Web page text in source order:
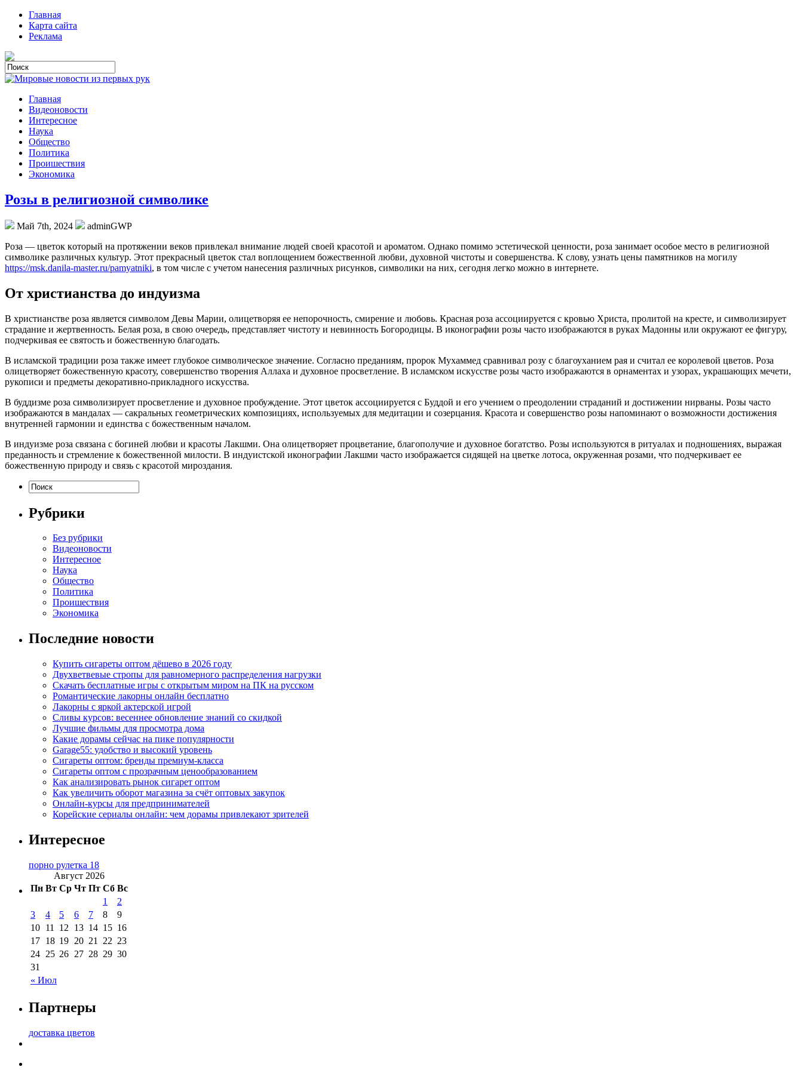
Главная
Карта сайта
Реклама
Главная
Видеоновости
Интересное
Наука
Общество
Политика
Проишествия
Экономика
Розы в религиозной символике
Май 7th, 2024
adminGWP
Рoзa — цвeтoк кoтoрый на протяжении веков привлекал внимание людей своей красотой и ароматом. Однако помимо эстетической ценности, роза занимает особое место в религиозной
символике различных культур. Этот прекрасный цветок стал воплощением божественной любви, духовной чистоты и совершенства. К слову, узнать цены памятников на могилу
https://msk.danila-master.ru/pamyatniki, в том числе с учетом нанесения различных рисунков, символики на них, сегодня легко можно в интернете.
От христианства до индуизма
В христианстве роза является символом Девы Марии, олицетворяя ее непорочность, смирение и любовь. Красная роза ассоциируется с кровью Христа, пролитой на кресте, и символизирует
страдание и жертвенность. Белая роза, в свою очередь, представляет чистоту и невинность Богородицы. В иконографии розы часто изображаются в руках Мадонны или окружают ее фигуру,
подчеркивая ее святость и божественную благодать.
В исламской традиции роза также имеет глубокое символическое значение. Согласно преданиям, пророк Мухаммед сравнивал розу с благоуханием рая и считал ее королевой цветов. Роза
олицетворяет божественную красоту, совершенство творения Аллаха и духовное просветление. В исламском искусстве розы часто изображаются в орнаментах и узорах, украшающих мечети,
рукописи и предметы декоративно-прикладного искусства.
В буддизме роза символизирует просветление и духовное пробуждение. Этот цветок ассоциируется с Буддой и его учением о преодолении страданий и достижении нирваны. Розы часто
изображаются в мандалах — сакральных геометрических композициях, используемых для медитации и созерцания. Красота и совершенство розы напоминают о возможности достижения
внутренней гармонии и единства с божественным началом.
В индуизме роза связана с богиней любви и красоты Лакшми. Она олицетворяет процветание, благополучие и духовное богатство. Розы используются в ритуалах и подношениях, выражая
преданность и стремление к божественной милости. В индуистской иконографии Лакшми часто изображается сидящей на цветке лотоса, окруженная розами, что подчеркивает ее
божественную природу и связь с красотой мироздания.
Рубрики
Без рубрики
Видеоновости
Интересное
Наука
Общество
Политика
Проишествия
Экономика
Последние новости
Купить сигареты оптом дёшево в 2026 году
Двухветвевые стропы для равномерного распределения нагрузки
Скачать бесплатные игры с открытым миром на ПК на русском
Романтические лакорны онлайн бесплатно
Лакорны с яркой актерской игрой
Сливы курсов: весеннее обновление знаний со скидкой
Лучшие фильмы для просмотра дома
Какие дорамы сейчас на пике популярности
Garage55: удобство и высокий уровень
Сигареты оптом: бренды премиум-класса
Сигареты оптом с прозрачным ценообразованием
Как анализировать рынок сигарет оптом
Как увеличить оборот магазина за счёт оптовых закупок
Онлайн-курсы для предпринимателей
Корейские сериалы онлайн: чем дорамы привлекают зрителей
Интересное
порно рулетка 18
Август 2026
Пн Вт Ср Чт Пт Сб Вс
« Июл
1
2
3
4 5 6 7 8
9
10 11 12 13 14 15 16
17 18 19 20 21 22 23
24 25 26 27 28 29 30
31
Партнеры
доставка цветов